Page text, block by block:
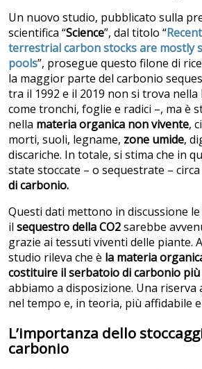
Un nuovo studio, pubblicato sulla
scientifica “Science”, dal titolo “
terrestrial carbon stocks are mostly
pools”, prosegue questo filone di
la maggior parte del carbonio
tra il 1992 e il 2019 non si trova nella
come tronchi, foglie e radici –, ma è
nella materia organica non vivente,
morti, suoli, legname, zone umide,
discariche. In totale, si stima che in
state stoccate – o sequestrate – circa
di carbonio.
Questi dati mettono in discussione
il sequestro della CO2sarebbe
grazie ai tessuti viventi delle piante.
studio rileva che è la materia
costituire il serbatoio di carbonio
abbiamo a disposizione. Una riserva
nel tempo e, in teoria, più affidabile
L’importanza dello
carbonio